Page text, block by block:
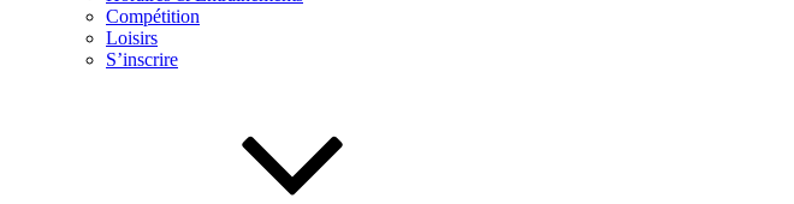
Compétition
Loisirs
S’inscrire